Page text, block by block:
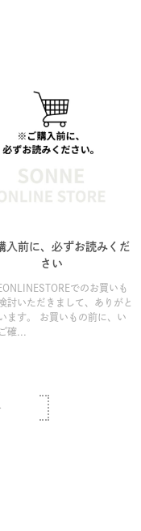
入前に、必ずお読みくだ
さい
でのお買いも
討いただきまして、ありがと
ます。 お買いもの前に、い
確...